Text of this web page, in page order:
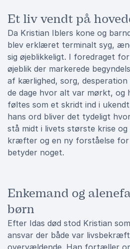
Et liv vendt på
Da Kristian Iblers kone og
blev erklæret terminalt syg,
sig øjeblikkeligt. I foredraget
øjeblik der markerede
af kærlighed, sorg, desperation
de dage hvor alt var mørkt, og
føltes som et skridt ind i
hans ord bliver det tydeligt
stå midt i livets største krise og
kræfter og en ny forståelse for
betyder noget.
Enkemand og
børn
Efter Idas død stod Kristian
ansvar der både var
overvældende. Han fortæller